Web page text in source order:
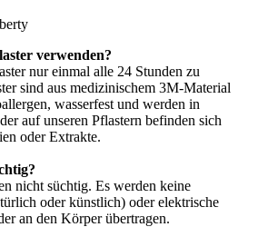
verwenden?
nur einmal alle 24 Stunden zu
sind aus medizinischem 3M-Material
wasserfest und werden in
auf unseren Pflastern befinden sich
oder Extrakte.
nicht süchtig. Es werden keine
oder künstlich) oder elektrische
an den Körper übertragen.